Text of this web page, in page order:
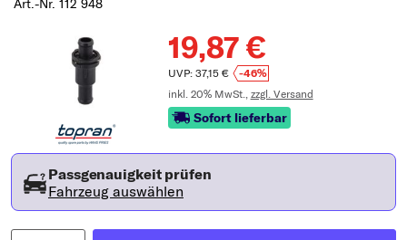
Art.-Nr. 112 948
19,87 €
UVP: 37,15 €
-46%
inkl. 20% MwSt., zzgl. Versand
Sofort lieferbar
Passgenauigkeit prüfen
Fahrzeug auswählen